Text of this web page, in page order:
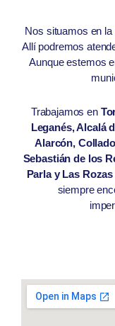
Nos situamos en la
Allí podremos
Aunque estemos
Trabajamos en
Leganés, Alcalá
Alarcón,
Sebastián de los
Parla y Las
siempre